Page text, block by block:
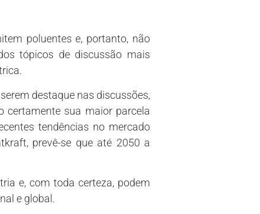
poluentes e, portanto, não
tópicos de discussão mais
destaque nas discussões,
certamente sua maior parcela
tendências no mercado
prevê-se que até 2050 a
e, com toda certeza, podem
e global.